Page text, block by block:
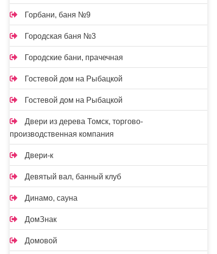
Горбани, баня №9
Городская баня №3
Городские бани, прачечная
Гостевой дом на Рыбацкой
Гостевой дом на Рыбацкой
Двери из дерева Томск, торгово-
производственная компания
Двери-к
Девятый вал, банный клуб
Динамо, сауна
ДомЗнак
Домовой